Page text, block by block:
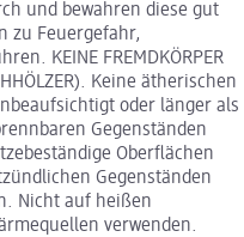
und bewahren diese gut
zu Feuergefahr,
KEINE FREMDKÖRPER
Keine ätherischen
oder länger als
Gegenständen
Oberflächen
Gegenständen
Nicht auf heißen
verwenden.